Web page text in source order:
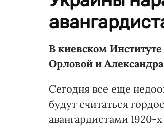
В киевском
Орловой и
Сегодня все еще
будут считаться
авангардистами 1920-х